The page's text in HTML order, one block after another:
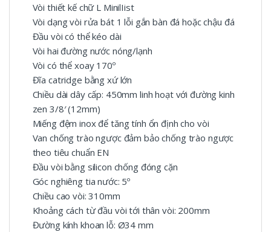
Vòi thiết kế chữ L MinilIist
Vòi dạng vòi rửa bát 1 lỗi gắn bàn đá hoặc chậu đá
Đầu vòi có thể kéo dài
Vòi hai đường nước nóng/lạnh
Vòi có thể xoay 170º
Đĩa catridge bằng xứ lớn
Chiều dài dây cấp: 450mm linh hoạt với đường kinh
zen 3/8′ (12mm)
Miếng đệm inox để tăng tính ổn định cho vòi
Van chống trào ngược đảm bảo chống trào ngược
theo tiêu chuẩn EN
Đầu vòi bằng silicon chống đóng cặn
Góc nghiêng tia nước: 5º
Chiều cao vòi: 310mm
Khoảng cách từ đầu vòi tới thân vòi: 200mm
Đường kính khoan lỗ: Ø34 mm